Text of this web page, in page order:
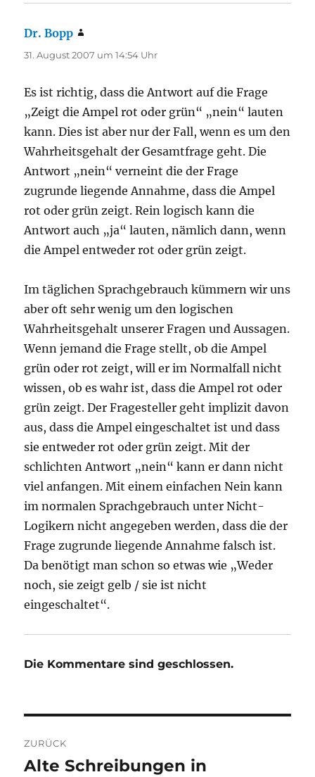
Dr. Bopp
31. August 2007 um 14:54 Uhr
Es ist richtig, dass die Antwort auf die Frage
„Zeigt die Ampel rot oder grün“ „nein“ lauten
kann. Dies ist aber nur der Fall, wenn es um den
Wahrheitsgehalt der Gesamtfrage geht. Die
Antwort „nein“ verneint die der Frage
zugrunde liegende Annahme, dass die Ampel
rot oder grün zeigt. Rein logisch kann die
Antwort auch „ja“ lauten, nämlich dann, wenn
die Ampel entweder rot oder grün zeigt.
Im täglichen Sprachgebrauch kümmern wir uns
aber oft sehr wenig um den logischen
Wahrheitsgehalt unserer Fragen und Aussagen.
Wenn jemand die Frage stellt, ob die Ampel
grün oder rot zeigt, will er im Normalfall nicht
wissen, ob es wahr ist, dass die Ampel rot oder
grün zeigt. Der Fragesteller geht implizit davon
aus, dass die Ampel eingeschaltet ist und dass
sie entweder rot oder grün zeigt. Mit der
schlichten Antwort „nein“ kann er dann nicht
viel anfangen. Mit einem einfachen Nein kann
im normalen Sprachgebrauch unter Nicht-
Logikern nicht angegeben werden, dass die der
Frage zugrunde liegende Annahme falsch ist.
Da benötigt man schon so etwas wie „Weder
noch, sie zeigt gelb / sie ist nicht
eingeschaltet“.
Die Kommentare sind geschlossen.
ZURÜCK
Vorheriger
Alte Schreibungen in